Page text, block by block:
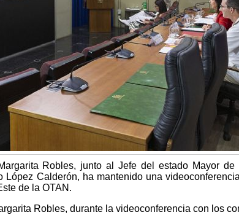
Robles, junto al Jefe del estado Mayor de
López Calderón, ha mantenido una
de la OTAN.
Robles, durante la videoconferencia con los